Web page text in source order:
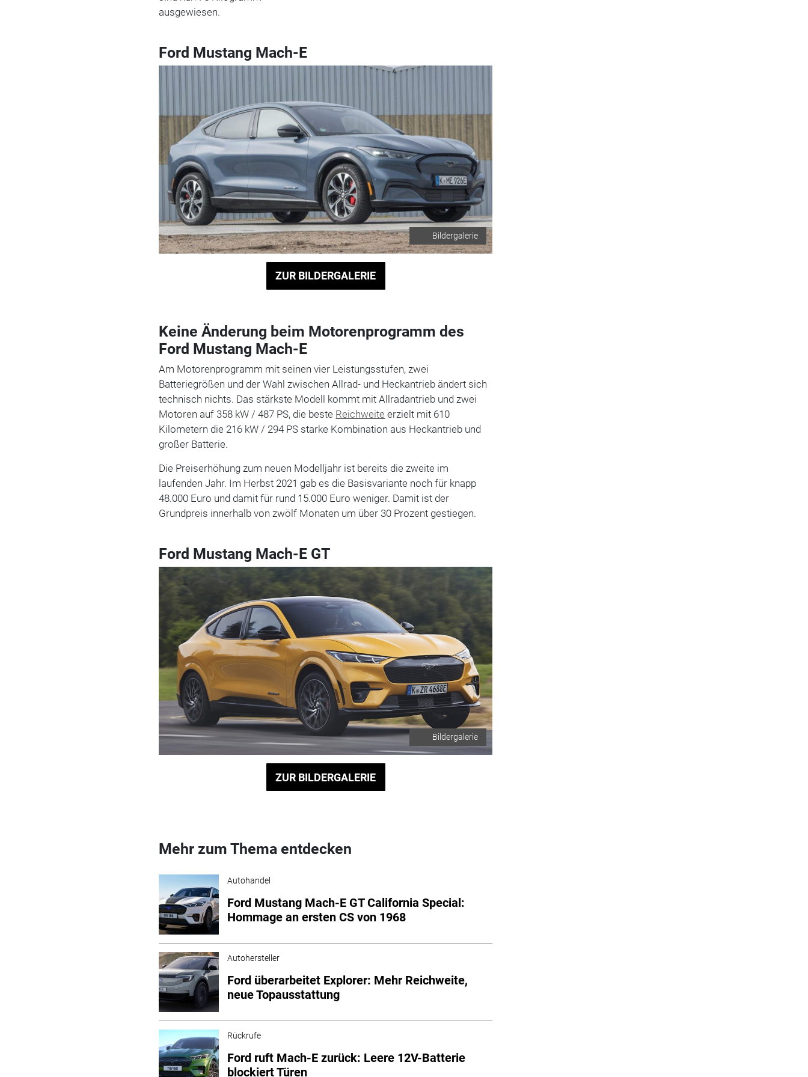
ausgewiesen.
Ford Mustang Mach-E
Bildergalerie
ZUR BILDERGALERIE
Keine Änderung beim Motorenprogramm des
Ford Mustang Mach-E
Am Motorenprogramm mit seinen vier Leistungsstufen, zwei
Batteriegrößen und der Wahl zwischen Allrad- und Heckantrieb ändert sich
technisch nichts. Das stärkste Modell kommt mit Allradantrieb und zwei
Motoren auf 358 kW / 487 PS, die beste Reichweite erzielt mit 610
Kilometern die 216 kW / 294 PS starke Kombination aus Heckantrieb und
großer Batterie.
Die Preiserhöhung zum neuen Modelljahr ist bereits die zweite im
laufenden Jahr. Im Herbst 2021 gab es die Basisvariante noch für knapp
48.000 Euro und damit für rund 15.000 Euro weniger. Damit ist der
Grundpreis innerhalb von zwölf Monaten um über 30 Prozent gestiegen.
Ford Mustang Mach-E GT
Bildergalerie
ZUR BILDERGALERIE
Mehr zum Thema entdecken
Autohandel
Ford Mustang Mach-E GT California Special:
Hommage an ersten CS von 1968
Autohersteller
Ford überarbeitet Explorer: Mehr Reichweite,
neue Topausstattung
Rückrufe
Ford ruft Mach-E zurück: Leere 12V-Batterie
blockiert Türen